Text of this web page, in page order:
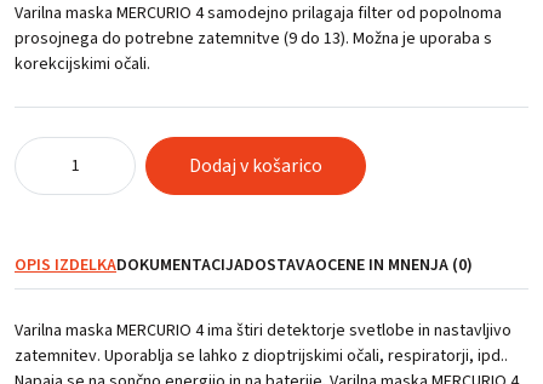
Varilna maska MERCURIO 4 samodejno prilagaja filter od popolnoma
prosojnega do potrebne zatemnitve (9 do 13). Možna je uporaba s
korekcijskimi očali.
Varilna
maska
MERCURIO
Dodaj v košarico
OPIS IZDELKADOKUMENTACIJADOSTAVAOCENE IN MNENJA (0)
Varilna maska MERCURIO 4 ima štiri detektorje svetlobe in nastavljivo
zatemnitev. Uporablja se lahko z dioptrijskimi očali, respiratorji, ipd..